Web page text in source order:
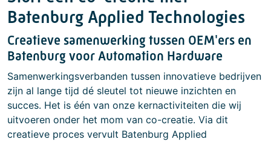
Batenburg Applied Technologies
Creatieve samenwerking tussen OEM'ers en
Batenburg voor Automation Hardware
Samenwerkingsverbanden tussen innovatieve bedrijven
zijn al lange tijd dé sleutel tot nieuwe inzichten en
succes. Het is één van onze kernactiviteiten die wij
uitvoeren onder het mom van co-creatie. Via dit
creatieve proces vervult Batenburg Applied